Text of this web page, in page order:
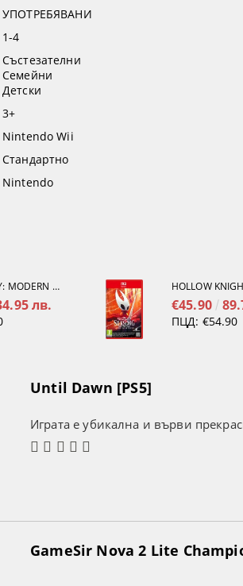
УПОТРЕБЯВАНИ
1-4
Състезателни
Семейни
Детски
3+
Nintendo Wii
Стандартно
Nintendo
CALL OF DUTY: MODERN WARFARE 4[PS5]
лв. €45.90
ПЦД: €54.90
Until Dawn [PS5]
Играта е убикална и върви
GameSir Nova 2 Lite